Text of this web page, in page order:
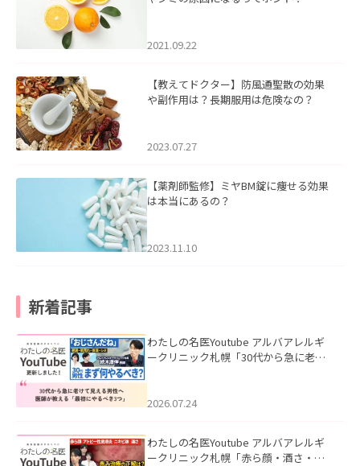
2021.09.22
【教えてドクター】防風通聖散の効果
や副作用は？長期服用は危険なの？
2023.07.27
【薬剤師監修】ミヤBM錠に痩せる効果
は本当にあるの？
2023.11.10
新着記事
わたしの名医Youtube アルバアレルギ
ークリニック札幌「30代から急に老け
た。
2026.07.24
わたしの名医Youtube アルバアレルギ
ークリニック札幌「赤ら顔・酒さ・ニ